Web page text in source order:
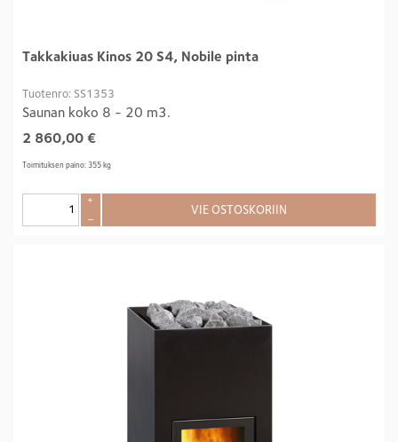
Takkakiuas Kinos 20 S4, Nobile pinta
Tuotenro: SS1353
Saunan koko 8 - 20 m3.
2 860,00 €
Toimituksen paino: 355 kg
+
–
VIE OSTOSKORIIN